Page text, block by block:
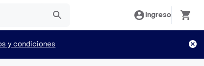
Ingreso
y condiciones